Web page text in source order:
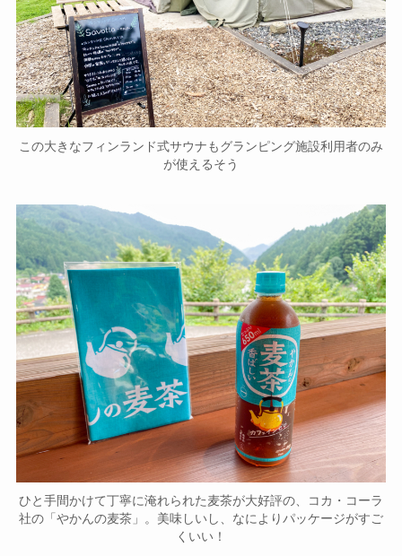
この大きなフィンランド式サウナもグランピング施設利用者のみ
が使えるそう
ひと手間かけて丁寧に淹れられた麦茶が大好評の、コカ・コーラ
社の「やかんの麦茶」。美味しいし、なによりパッケージがすご
くいい！